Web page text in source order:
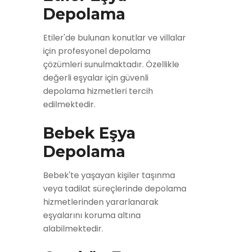
Depolama
Etiler'de bulunan konutlar ve villalar
için profesyonel depolama
çözümleri sunulmaktadır. Özellikle
değerli eşyalar için güvenli
depolama hizmetleri tercih
edilmektedir.
Bebek Eşya
Depolama
Bebek'te yaşayan kişiler taşınma
veya tadilat süreçlerinde depolama
hizmetlerinden yararlanarak
eşyalarını koruma altına
alabilmektedir.